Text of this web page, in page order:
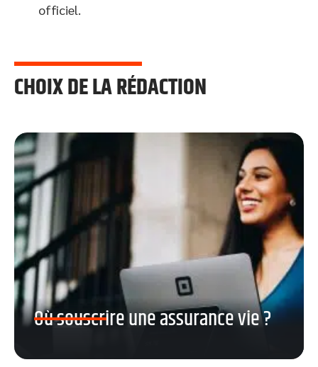
officiel.
CHOIX DE LA RÉDACTION
Où souscrire une assurance vie ?